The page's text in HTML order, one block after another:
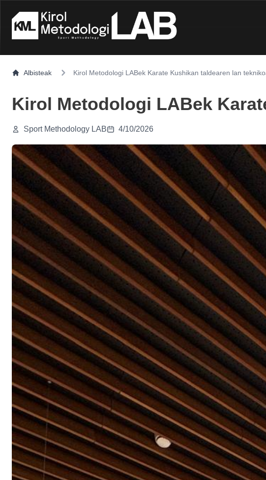
Albisteak Kirol Metodologi LABek Karate Kushikan taldearen lan
Kirol Metodologi LABek
Sport Methodology LAB 4/10/2026